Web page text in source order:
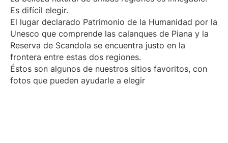
Es difícil elegir.
El lugar declarado Patrimonio de la Humanidad por la
Unesco que comprende las calanques de Piana y la
Reserva de Scandola se encuentra justo en la
frontera entre estas dos regiones.
Éstos son algunos de nuestros sitios favoritos, con
fotos que pueden ayudarle a elegir